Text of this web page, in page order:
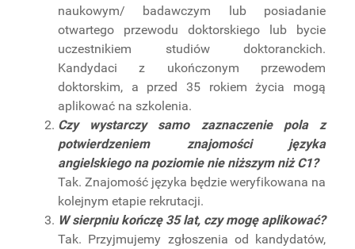
naukowym/ badawczym lub posiadanie
otwartego przewodu doktorskiego lub bycie
uczestnikiem studiów doktoranckich.
Kandydaci z ukończonym przewodem
doktorskim, a przed 35 rokiem życia mogą
aplikować na szkolenia.
Czy wystarczy samo zaznaczenie pola z
potwierdzeniem znajomości języka
angielskiego na poziomie nie niższym niż C1?
Tak. Znajomość języka będzie weryfikowana na
kolejnym etapie rekrutacji.
W sierpniu kończę 35 lat, czy mogę aplikować?
Tak. Przyjmujemy zgłoszenia od kandydatów,